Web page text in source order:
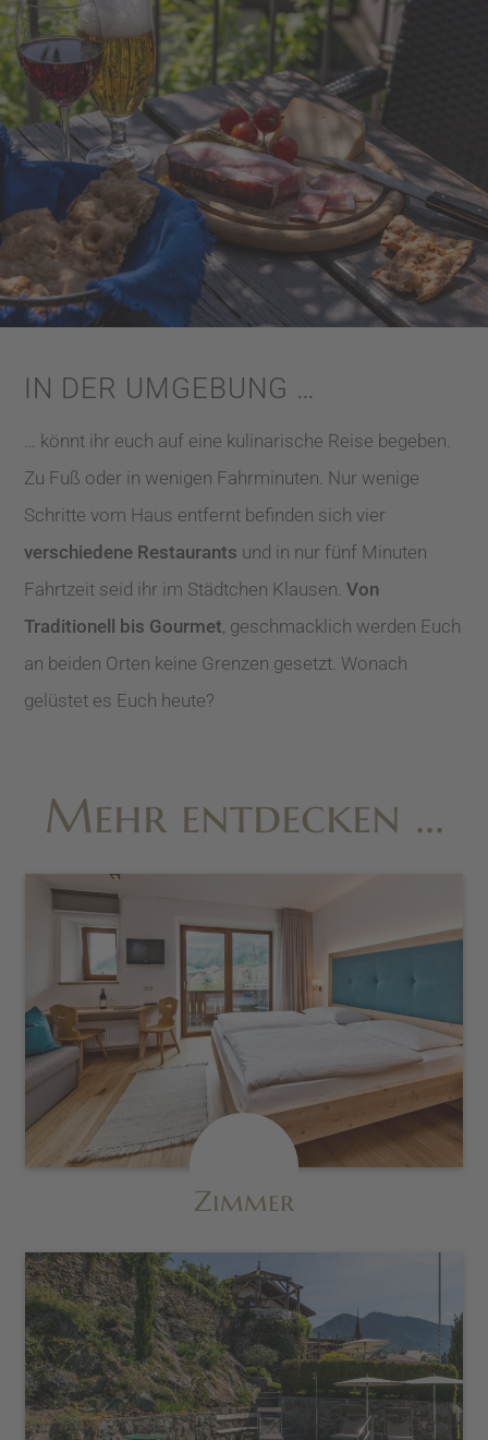
IN DER UMGEBUNG …
… könnt ihr euch auf eine kulinarische Reise begeben.
Zu Fuß oder in wenigen Fahrminuten. Nur wenige
Schritte vom Haus entfernt befinden sich vier
verschiedene Restaurants und in nur fünf Minuten
Fahrtzeit seid ihr im Städtchen Klausen.Von
Traditionell bis Gourmet, geschmacklich werden Euch
an beiden Orten keine Grenzen gesetzt. Wonach
gelüstet es Euch heute?
Mehr entdecken …
Zimmer